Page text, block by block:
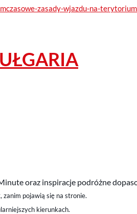
zasady-wjazdu-na-
oraz inspiracje podróżne
zanim pojawią się na stronie.
kierunkach.